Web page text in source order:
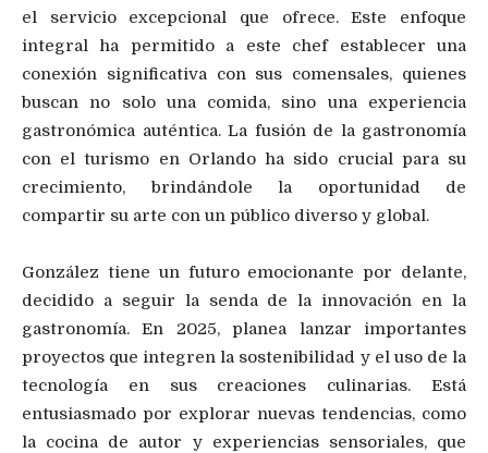
el servicio excepcional que ofrece. Este enfoque
integral ha permitido a este chef establecer una
conexión significativa con sus comensales, quienes
buscan no solo una comida, sino una experiencia
gastronómica auténtica. La fusión de la gastronomía
con el turismo en Orlando ha sido crucial para su
crecimiento, brindándole la oportunidad de
compartir su arte con un público diverso y global.
González tiene un futuro emocionante por delante,
decidido a seguir la senda de la innovación en la
gastronomía. En 2025, planea lanzar importantes
proyectos que integren la sostenibilidad y el uso de la
tecnología en sus creaciones culinarias. Está
entusiasmado por explorar nuevas tendencias, como
la cocina de autor y experiencias sensoriales, que